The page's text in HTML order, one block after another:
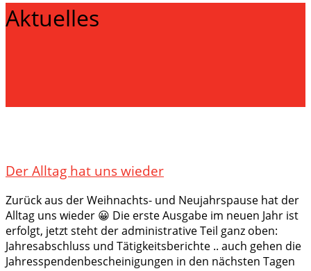
Aktuelles
Der Alltag hat uns wieder
Zurück aus der Weihnachts- und Neujahrspause hat der
Alltag uns wieder 😀 Die erste Ausgabe im neuen Jahr ist
erfolgt, jetzt steht der administrative Teil ganz oben:
Jahresabschluss und Tätigkeitsberichte .. auch gehen die
Jahresspendenbescheinigungen in den nächsten Tagen